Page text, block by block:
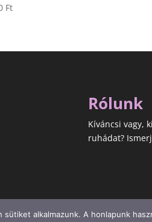
Ft
Rólunk
Kíváncsi vagy,
ruhádat?
alkalmazunk. A honlapunk